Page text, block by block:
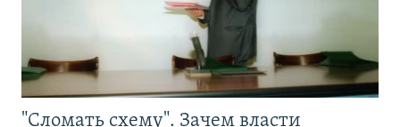
"Сломать схему". Зачем власти